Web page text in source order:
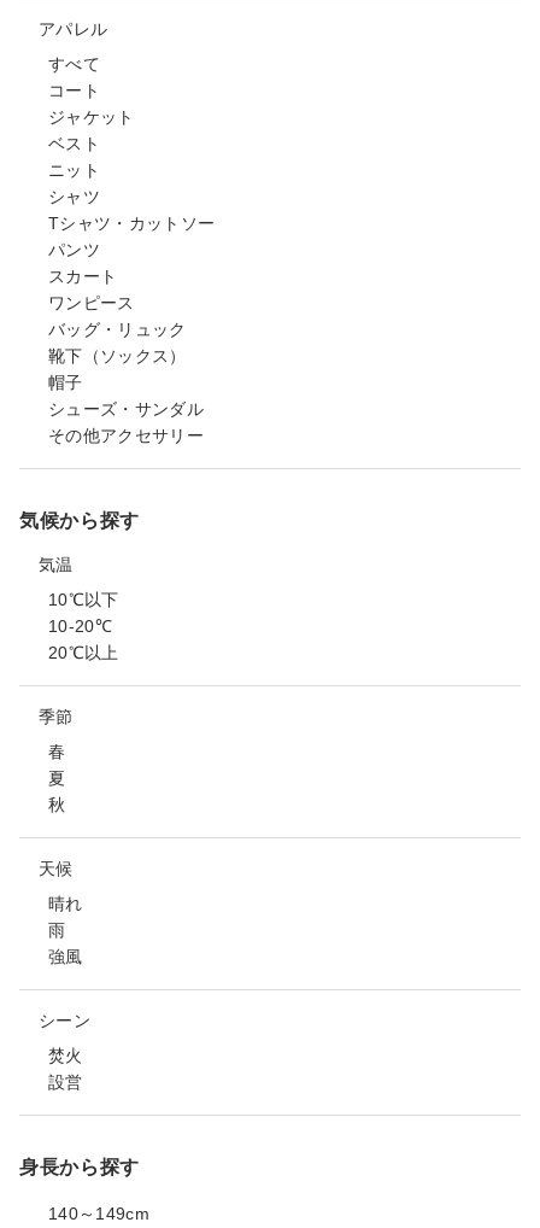
アパレル
すべて
コート
ジャケット
ベスト
ニット
シャツ
Tシャツ・カットソー
パンツ
スカート
ワンピース
バッグ・リュック
靴下（ソックス）
帽子
シューズ・サンダル
その他アクセサリー
気候から探す
気温
10℃以下
10-20℃
20℃以上
季節
春
夏
秋
天候
晴れ
雨
強風
シーン
焚火
設営
身長から探す
140～149cm